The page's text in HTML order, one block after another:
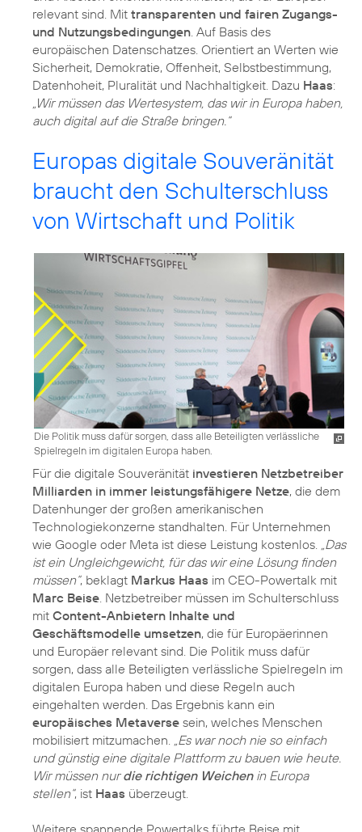
relevant sind. Mit transparenten und fairen Zugangs-
und Nutzungsbedingungen. Auf Basis des
europäischen Datenschatzes. Orientiert an Werten wie
Sicherheit, Demokratie, Offenheit, Selbstbestimmung,
Datenhoheit, Pluralität und Nachhaltigkeit. Dazu Haas:
„Wir müssen das Wertesystem, das wir in Europa haben,
auch digital auf die Straße bringen.“
Europas digitale Souveränität
braucht den Schulterschluss
von Wirtschaft und Politik
Die Politik muss dafür sorgen, dass alle Beteiligten verlässliche
Spielregeln im digitalen Europa haben.
Für die digitale Souveränität investieren Netzbetreiber
Milliarden in immer leistungsfähigere Netze, die dem
Datenhunger der großen amerikanischen
Technologiekonzerne standhalten. Für Unternehmen
wie Google oder Meta ist diese Leistung kostenlos.
„Das
ist ein Ungleichgewicht, für das wir eine Lösung finden
müssen“, beklagt Markus Haas im CEO-Powertalk mit
Marc Beise . Netzbetreiber müssen im Schulterschluss
mit Content-Anbietern Inhalte und
Geschäftsmodelle umsetzen, die für Europäerinnen
und Europäer relevant sind. Die Politik muss dafür
sorgen, dass alle Beteiligten verlässliche Spielregeln im
digitalen Europa haben und diese Regeln auch
eingehalten werden. Das Ergebnis kann ein
europäisches Metaverse sein, welches Menschen
mobilisiert mitzumachen.
„Es war noch nie so einfach
und günstig eine digitale Plattform zu bauen wie heute.
Wir müssen nurdie richtigen Weichenin Europa
stellen“, ist Haas überzeugt.
Weitere spannende Powertalks führte Beise mit